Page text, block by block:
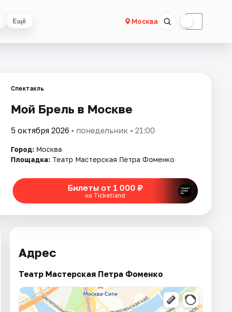
Ещё Москва ☾
Спектакль
Мой Брель в Москве
5 октября 2026 • понедельник • 21:00
Город: Москва
Площадка: Театр Мастерская Петра Фоменко
Билеты от 1 000 ₽
на Ticketland
Адрес
Театр Мастерская Петра Фоменко